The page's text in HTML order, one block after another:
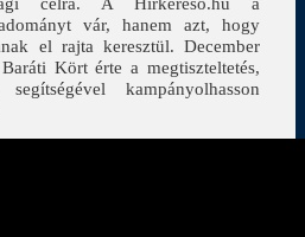
vár, hanem azt, hogy
el rajta keresztül. December
Kört érte a megtiszteltetés,
kampányolhasson